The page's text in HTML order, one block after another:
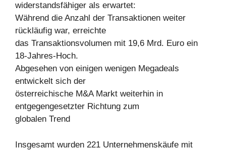
widerstandsfähiger als erwartet:
Während die Anzahl der Transaktionen weiter
rückläufig war, erreichte
das Transaktionsvolumen mit 19,6 Mrd. Euro ein
18-Jahres-Hoch.
Abgesehen von einigen wenigen Megadeals
entwickelt sich der
österreichische M&A Markt weiterhin in
entgegengesetzter Richtung zum
globalen Trend
Insgesamt wurden 221 Unternehmenskäufe mit